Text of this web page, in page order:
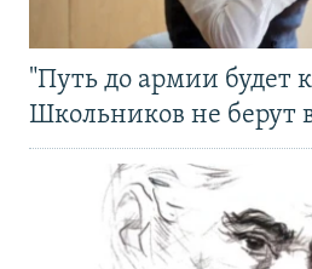
"Путь до армии будет
Школьников не берут